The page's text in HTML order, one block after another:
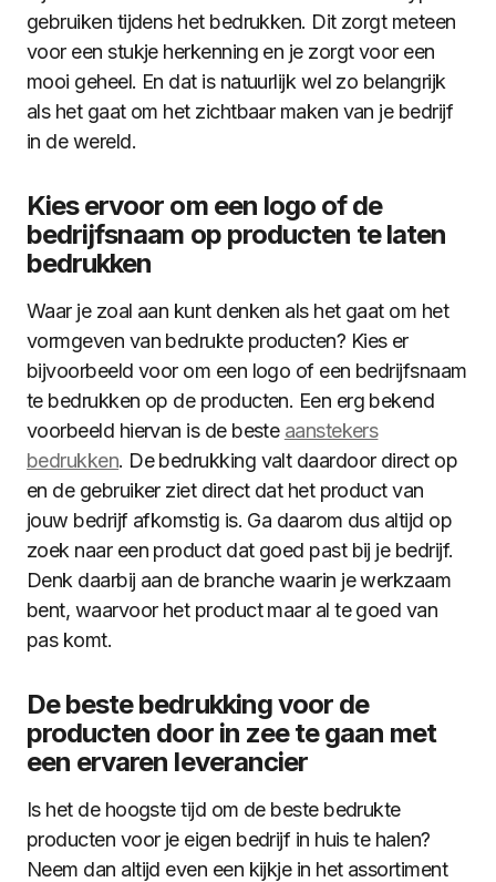
gebruiken tijdens het bedrukken. Dit zorgt meteen
voor een stukje herkenning en je zorgt voor een
mooi geheel. En dat is natuurlijk wel zo belangrijk
als het gaat om het zichtbaar maken van je bedrijf
in de wereld.
Kies ervoor om een logo of de
bedrijfsnaam op producten te laten
bedrukken
Waar je zoal aan kunt denken als het gaat om het
vormgeven van bedrukte producten? Kies er
bijvoorbeeld voor om een logo of een bedrijfsnaam
te bedrukken op de producten. Een erg bekend
voorbeeld hiervan is de beste aanstekers
bedrukken. De bedrukking valt daardoor direct op
en de gebruiker ziet direct dat het product van
jouw bedrijf afkomstig is. Ga daarom dus altijd op
zoek naar een product dat goed past bij je bedrijf.
Denk daarbij aan de branche waarin je werkzaam
bent, waarvoor het product maar al te goed van
pas komt.
De beste bedrukking voor de
producten door in zee te gaan met
een ervaren leverancier
Is het de hoogste tijd om de beste bedrukte
producten voor je eigen bedrijf in huis te halen?
Neem dan altijd even een kijkje in het assortiment